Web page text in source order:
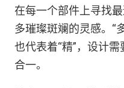
在每一个部件上寻找
多璀璨斑斓的灵感。“
也代表着“精”，设计
合一。